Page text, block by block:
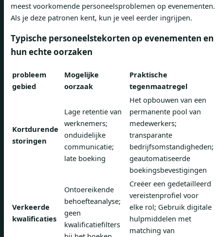
meest voorkomende personeelsproblemen op evenementen.
Als je deze patronen kent, kun je veel eerder ingrijpen.
Typische personeelstekorten op evenementen en
hun echte oorzaken
probleem
gebied
Mogelijke
oorzaak
Praktische
tegenmaatregel
Kortdurende
storingen
Lage retentie van
werknemers;
onduidelijke
communicatie;
late boeking
Het opbouwen van een
permanente pool van
medewerkers;
transparante
bedrijfsomstandigheden;
geautomatiseerde
boekingsbevestigingen
Verkeerde
kwalificaties
Ontoereikende
behoefteanalyse;
geen
kwalificatiefilters
Creëer een gedetailleerd
vereistenprofiel voor
elke rol; Gebruik digitale
hulpmiddelen met
matching van